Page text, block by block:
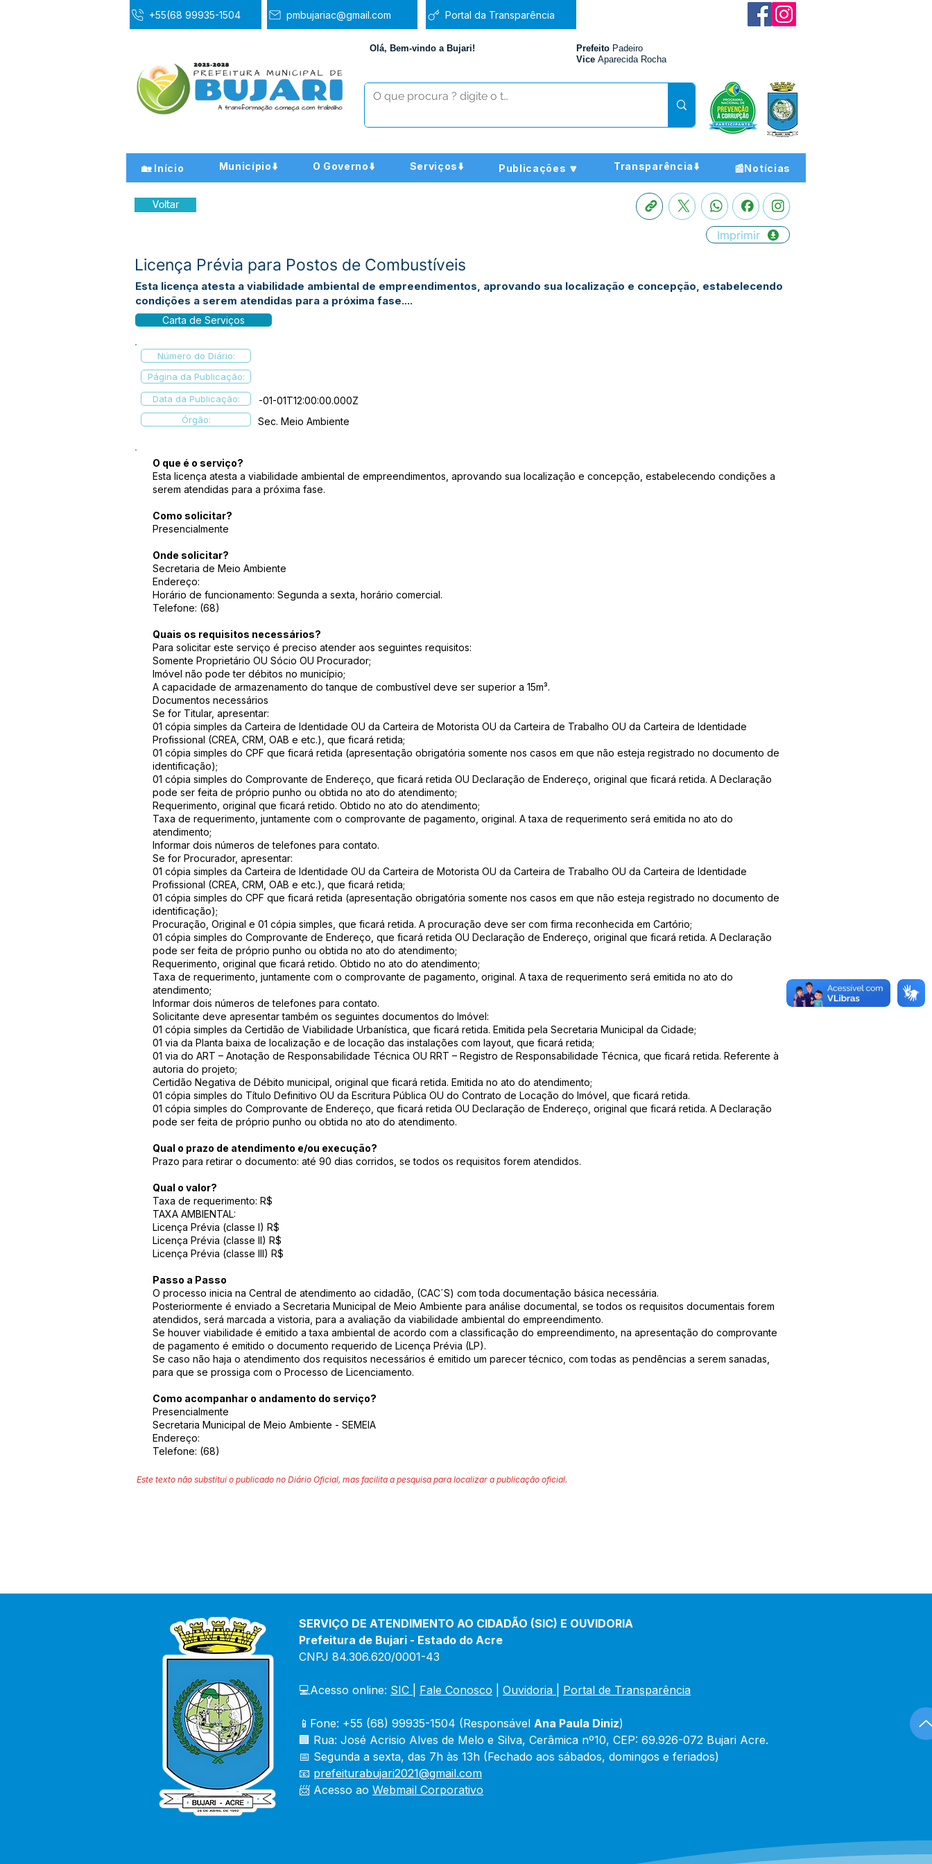
+55(68 99935-1504 pmbujariac@gmail.com Portal da Transparência
Olá, Bem-vindo a Bujari! Prefeito Padeiro
Vice Aparecida Rocha
🏡 Início Município⬇️ O Governo⬇️ Serviços⬇️ Publicações 🔽 Transparência⬇️ 📰Notícias
Voltar
Imprimir
Licença Prévia para Postos de Combustíveis
Esta licença atesta a viabilidade ambiental de empreendimentos, aprovando sua localização e concepção, estabelecendo
condições a serem atendidas para a próxima fase....
Carta de Serviços
Número do Diário:
Página da Publicação:
Data da Publicação:
-01-01T12:00:00.000Z
Órgão: Sec. Meio Ambiente
O que é o serviço?
Esta licença atesta a viabilidade ambiental de empreendimentos, aprovando sua localização e concepção, estabelecendo condições a
serem atendidas para a próxima fase.
Como solicitar?
Presencialmente
Onde solicitar?
Secretaria de Meio Ambiente
Endereço:
Horário de funcionamento: Segunda a sexta, horário comercial.
Telefone: (68)
Quais os requisitos necessários?
Para solicitar este serviço é preciso atender aos seguintes requisitos:
Somente Proprietário OU Sócio OU Procurador;
Imóvel não pode ter débitos no município;
A capacidade de armazenamento do tanque de combustível deve ser superior a 15m³.
Documentos necessários
Se for Titular, apresentar:
01 cópia simples da Carteira de Identidade OU da Carteira de Motorista OU da Carteira de Trabalho OU da Carteira de Identidade
Profissional (CREA, CRM, OAB e etc.), que ficará retida;
01 cópia simples do CPF que ficará retida (apresentação obrigatória somente nos casos em que não esteja registrado no documento de
identificação);
01 cópia simples do Comprovante de Endereço, que ficará retida OU Declaração de Endereço, original que ficará retida. A Declaração
pode ser feita de próprio punho ou obtida no ato do atendimento;
Requerimento, original que ficará retido. Obtido no ato do atendimento;
Taxa de requerimento, juntamente com o comprovante de pagamento, original. A taxa de requerimento será emitida no ato do
atendimento;
Informar dois números de telefones para contato.
Se for Procurador, apresentar:
01 cópia simples da Carteira de Identidade OU da Carteira de Motorista OU da Carteira de Trabalho OU da Carteira de Identidade
Profissional (CREA, CRM, OAB e etc.), que ficará retida;
01 cópia simples do CPF que ficará retida (apresentação obrigatória somente nos casos em que não esteja registrado no documento de
identificação);
Procuração, Original e 01 cópia simples, que ficará retida. A procuração deve ser com firma reconhecida em Cartório;
01 cópia simples do Comprovante de Endereço, que ficará retida OU Declaração de Endereço, original que ficará retida. A Declaração
pode ser feita de próprio punho ou obtida no ato do atendimento;
Requerimento, original que ficará retido. Obtido no ato do atendimento;
Taxa de requerimento, juntamente com o comprovante de pagamento, original. A taxa de requerimento será emitida no ato do
atendimento;
Informar dois números de telefones para contato.
Solicitante deve apresentar também os seguintes documentos do Imóvel:
01 cópia simples da Certidão de Viabilidade Urbanística, que ficará retida. Emitida pela Secretaria Municipal da Cidade;
01 via da Planta baixa de localização e de locação das instalações com layout, que ficará retida;
01 via do ART – Anotação de Responsabilidade Técnica OU RRT – Registro de Responsabilidade Técnica, que ficará retida. Referente à
autoria do projeto;
Certidão Negativa de Débito municipal, original que ficará retida. Emitida no ato do atendimento;
01 cópia simples do Título Definitivo OU da Escritura Pública OU do Contrato de Locação do Imóvel, que ficará retida.
01 cópia simples do Comprovante de Endereço, que ficará retida OU Declaração de Endereço, original que ficará retida. A Declaração
pode ser feita de próprio punho ou obtida no ato do atendimento.
Qual o prazo de atendimento e/ou execução?
Prazo para retirar o documento: até 90 dias corridos, se todos os requisitos forem atendidos.
Qual o valor?
Taxa de requerimento: R$
TAXA AMBIENTAL:
Licença Prévia (classe I) R$
Licença Prévia (classe II) R$
Licença Prévia (classe III) R$
Passo a Passo
O processo inicia na Central de atendimento ao cidadão, (CAC´S) com toda documentação básica necessária.
Posteriormente é enviado a Secretaria Municipal de Meio Ambiente para análise documental, se todos os requisitos documentais forem
atendidos, será marcada a vistoria, para a avaliação da viabilidade ambiental do empreendimento.
Se houver viabilidade é emitido a taxa ambiental de acordo com a classificação do empreendimento, na apresentação do comprovante
de pagamento é emitido o documento requerido de Licença Prévia (LP).
Se caso não haja o atendimento dos requisitos necessários é emitido um parecer técnico, com todas as pendências a serem sanadas,
para que se prossiga com o Processo de Licenciamento.
Como acompanhar o andamento do serviço?
Presencialmente
Secretaria Municipal de Meio Ambiente - SEMEIA
Endereço:
Telefone: (68)
Este texto não substitui o publicado no Diário Oficial, mas facilita a pesquisa para localizar a publicação oficial.
SERVIÇO DE ATENDIMENTO AO CIDADÃO (SIC) E OUVIDORIA
Prefeitura de Bujari - Estado do Acre
CNPJ 84.306.620/0001-43
💻Acesso online: SIC Fale Conosco Ouvidoria Portal de Transparência
📱Fone: +55 (68) 99935-1504 (Responsável Ana Paula Diniz)
🏢 Rua: José Acrisio Alves de Melo e Silva, Cerâmica nº10, CEP: 69.926-072 Bujari Acre.
📅 Segunda a sexta, das 7h às 13h (Fechado aos sábados, domingos e feriados)
📧 prefeiturabujari2021@gmail.com
📨 Acesso ao Webmail Corporativo